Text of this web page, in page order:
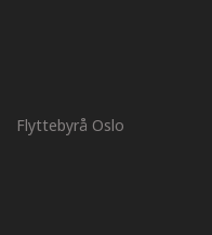
Flyttebyrå Oslo